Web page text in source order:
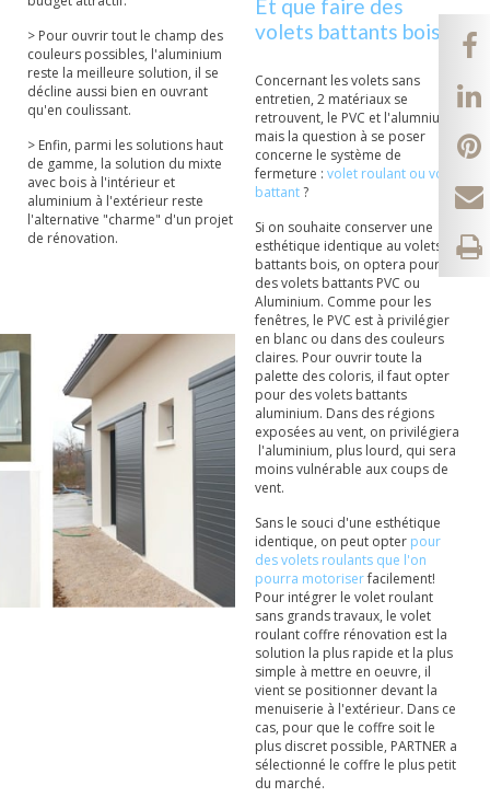
> Pour ouvrir tout le champ des
couleurs possibles, l'aluminium
reste la meilleure solution, il se
décline aussi bien en ouvrant
qu'en coulissant.
> Enfin, parmi les solutions haut
de gamme, la solution du mixte
avec bois à l'intérieur et
aluminium à l'extérieur reste
l'alternative "charme" d'un projet
de rénovation.
Et que faire des
volets battants bois ?
Concernant les volets sans
entretien, 2 matériaux se
retrouvent, le PVC et l'alumnium
mais la question à se poser
concerne le système de
fermeture : volet roulant ou volet
battant?
Si on souhaite conserver une
esthétique identique au volets
battants bois, on optera pour
des volets battants PVC ou
Aluminium. Comme pour les
fenêtres, le PVC est à privilégier
en blanc ou dans des couleurs
claires. Pour ouvrir toute la
palette des coloris, il faut opter
pour des volets battants
aluminium. Dans des régions
exposées au vent, on privilégiera
l'aluminium, plus lourd, qui sera
moins vulnérable aux coups de
vent.
Sans le souci d'une esthétique
identique, on peut opter pour
des volets roulants que l'on
pourra motoriserfacilement!
Pour intégrer le volet roulant
sans grands travaux, le volet
roulant coffre rénovation est la
solution la plus rapide et la plus
simple à mettre en oeuvre, il
vient se positionner devant la
menuiserie à l'extérieur. Dans ce
cas, pour que le coffre soit le
plus discret possible, PARTNER a
sélectionné le coffre le plus petit
du marché.